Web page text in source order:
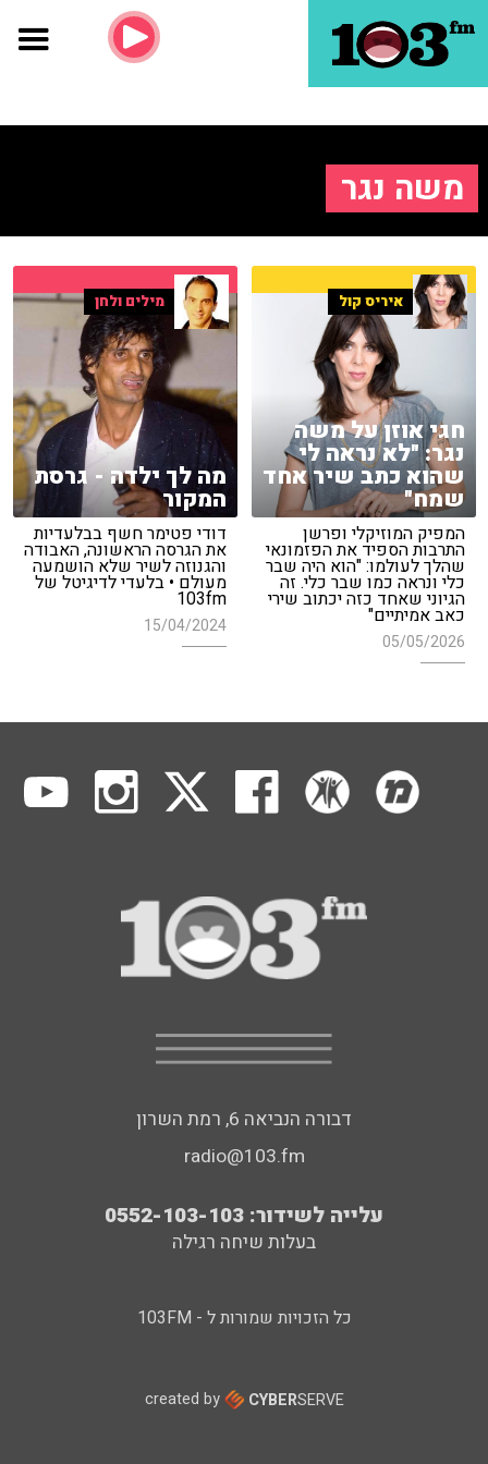
משה נגר
איריס קול
חגי אוזן על משה
נגר: "לא נראה לי
שהוא כתב שיר אחד
שמח"
המפיק המוזיקלי ופרשן
התרבות הספיד את הפזמונאי
שהלך לעולמו: "הוא היה שבר
כלי ונראה כמו שבר כלי. זה
הגיוני שאחד כזה יכתוב שירי
כאב אמיתיים"
05/05/2026
מילים ולחן
מה לך ילדה - גרסת
המקור
דודי פטימר חשף בבלעדיות
את הגרסה הראשונה, האבודה
והגנוזה לשיר שלא הושמעה
מעולם • בלעדי לדיגיטל של
103fm
15/04/2024
דבורה הנביאה 6, רמת השרון
radio@103.fm
עלייה לשידור: 0552-103-103
בעלות שיחה רגילה
כל הזכויות שמורות ל - 103FM
created by CYBERSERVE